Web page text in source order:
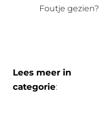
Foutje gezien?
Lees meer in
categorie: